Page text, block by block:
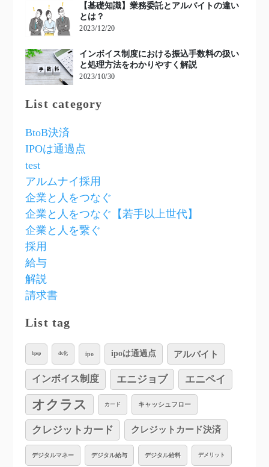
【基礎知識】業務委託とアルバイトの違い
とは？
2023/12/20
インボイス制度における振込手数料の扱い
と処理方法をわかりやすく解説
2023/10/30
List category
BtoB決済
IPOは通過点
test
アルムナイ採用
企業と人をつなぐ
企業と人をつなぐ【若手以上世代】
企業と人を繋ぐ
採用
給与
解説
請求書
List tag
bpsp dx化 ipo ipoは通過点 アルバイト
インボイス制度 エニジョブ エニペイ
オクラス カード キャッシュフロー
クレジットカード クレジットカード決済
デジタルマネー デジタル給与 デジタル給料 デメリット